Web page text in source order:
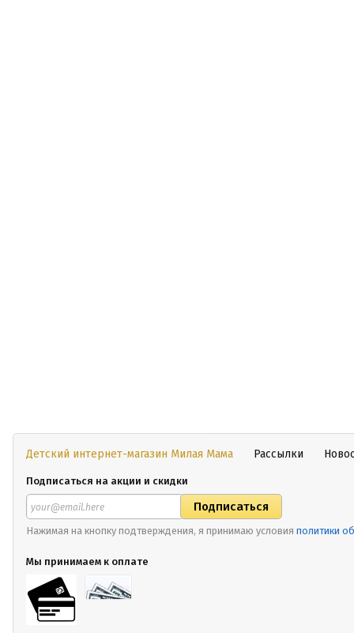
Детский интернет-магазин Милая Мама Рассылки
Подписаться на акции и скидки
Нажимая на кнопку подтверждения, я принимаю условия политики
Мы принимаем к оплате